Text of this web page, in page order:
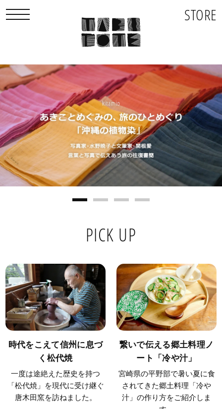
STORE
toggle navigation
PICK UP
時代をこえて信州に息づ
く松代焼
一度は途絶えた歴史を持つ
「松代焼」を現代に受け継ぐ
唐木田窯を訪ねました。
繋いで伝える郷土料理ノ
ート「冷や汁」
宮崎県の平野部で暑い夏に食
されてきた郷土料理「冷や
汁」の作り方をご紹介しま